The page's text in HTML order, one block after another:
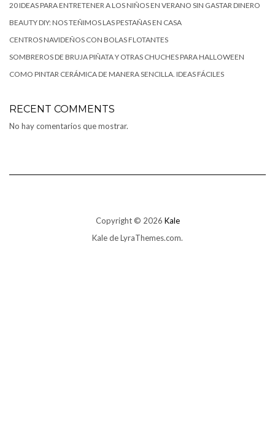
20 IDEAS PARA ENTRETENER A LOS NIÑOS EN VERANO SIN GASTAR DINERO
BEAUTY DIY: NOS TEÑIMOS LAS PESTAÑAS EN CASA
CENTROS NAVIDEÑOS CON BOLAS FLOTANTES
SOMBREROS DE BRUJA PIÑATA Y OTRAS CHUCHES PARA HALLOWEEN
COMO PINTAR CERÁMICA DE MANERA SENCILLA. IDEAS FÁCILES
RECENT COMMENTS
No hay comentarios que mostrar.
Copyright © 2026 Kale
Kalede LyraThemes.com.